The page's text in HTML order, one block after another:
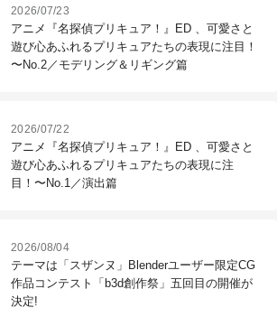
2026/07/23
アニメ『名探偵プリキュア！』ED 、可愛さと
遊び心あふれるプリキュアたちの表現に注目！
〜No.2／モデリング＆リギング篇
2026/07/22
アニメ『名探偵プリキュア！』ED 、可愛さと
遊び心あふれるプリキュアたちの表現に注
目！〜No.1／演出篇
2026/08/04
テーマは「スザンヌ」Blenderユーザー限定CG
作品コンテスト「b3d創作祭」五回目の開催が
決定!